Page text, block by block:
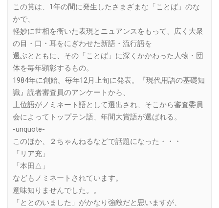
この賞は、1年の間に発生したさまざまな「ことば」のな
かで、
軽妙に世相を衝いた表現とニュアンスをもって、広く大衆
の目・口・耳をにぎわせた新語・流行語を
選ぶとともに、その「ことば」に深くかかわった人物・団
体を毎年顕彰するもの。
1984年に創始。毎年12月上旬に発表。『現代用語の基礎知
識』読者審査員のアンケートから、
上位語がノミネート語として選出され、そこから審査委員
会によってトップテン語、年間大賞語が選ばれる。
-unquote-
このほか、２ちゃんねるなどで話題になった・・・
「リア充」
「本田△」
などもノミネートされています。
意味知りませんでした。。
「ととのいました」がかなり強敵だと思いますが、